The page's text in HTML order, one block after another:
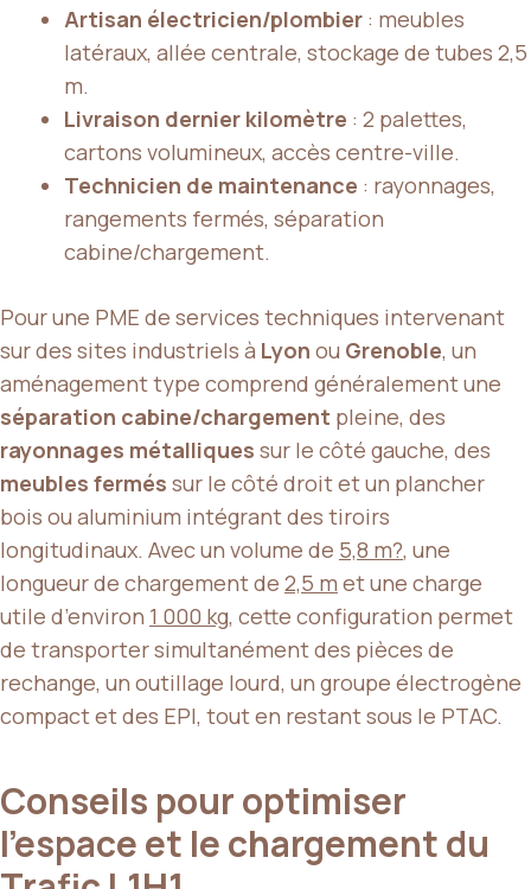
Artisan électricien/plombier : meubles
latéraux, allée centrale, stockage de tubes 2,5
m.
Livraison dernier kilomètre : 2 palettes,
cartons volumineux, accès centre-ville.
Technicien de maintenance : rayonnages,
rangements fermés, séparation
cabine/chargement.
Pour une PME de services techniques intervenant
sur des sites industriels à Lyon ou Grenoble, un
aménagement type comprend généralement une
séparation cabine/chargement pleine, des
rayonnages métalliques sur le côté gauche, des
meubles fermés sur le côté droit et un plancher
bois ou aluminium intégrant des tiroirs
longitudinaux. Avec un volume de 5,8 m?, une
longueur de chargement de 2,5 m et une charge
utile d’environ 1 000 kg, cette configuration permet
de transporter simultanément des pièces de
rechange, un outillage lourd, un groupe électrogène
compact et des EPI, tout en restant sous le PTAC.
Conseils pour optimiser
l’espace et le chargement du